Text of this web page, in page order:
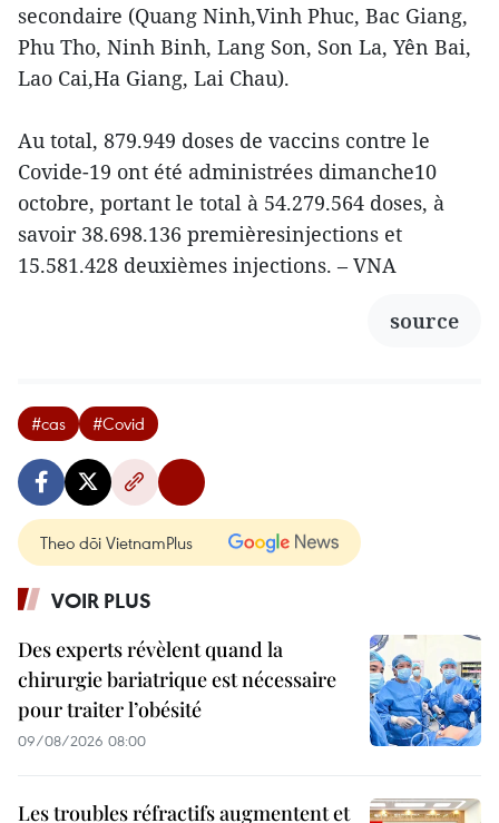
secondaire (Quang Ninh,Vinh Phuc, Bac Giang,
Phu Tho, Ninh Binh, Lang Son, Son La, Yên Bai,
Lao Cai,Ha Giang, Lai Chau).
Au total, 879.949 doses de vaccins contre le
Covide-19 ont été administrées dimanche10
octobre, portant le total à 54.279.564 doses, à
savoir 38.698.136 premièresinjections et
15.581.428 deuxièmes injections. – VNA
source
#cas #Covid
Theo dõi VietnamPlus
VOIR PLUS
Des experts révèlent quand la
chirurgie bariatrique est nécessaire
pour traiter l’obésité
09/08/2026 08:00
Les troubles réfractifs augmentent et